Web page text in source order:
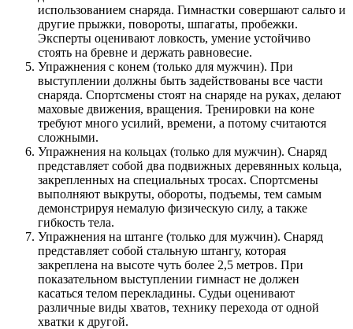
использованием снаряда. Гимнастки совершают сальто и
другие прыжки, повороты, шпагаты, пробежки.
Эксперты оценивают ловкость, умение устойчиво
стоять на бревне и держать равновесие.
Упражнения с конем (только для мужчин). При
выступлении должны быть задействованы все части
снаряда. Спортсмены стоят на снаряде на руках, делают
маховые движения, вращения. Тренировки на коне
требуют много усилий, времени, а потому считаются
сложными.
Упражнения на кольцах (только для мужчин). Снаряд
представляет собой два подвижных деревянных кольца,
закрепленных на специальных тросах. Спортсмены
выполняют выкруты, обороты, подъемы, тем самым
демонстрируя немалую физическую силу, а также
гибкость тела.
Упражнения на штанге (только для мужчин). Снаряд
представляет собой стальную штангу, которая
закреплена на высоте чуть более 2,5 метров. При
показательном выступлении гимнаст не должен
касаться телом перекладины. Судьи оценивают
различные виды хватов, технику перехода от одной
хватки к другой.